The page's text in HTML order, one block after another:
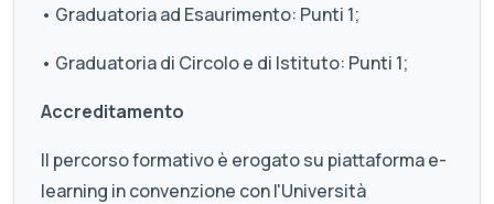
• Graduatoria ad Esaurimento: Punti 1;
• Graduatoria di Circolo e di Istituto: Punti 1;
Accreditamento
Il percorso formativo è erogato su piattaforma e-
learning in convenzione con l'Università